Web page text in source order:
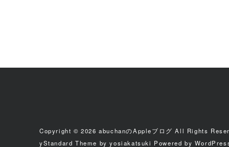
Copyright © 2026abuchanのAppleブログ All Rights
yStandard Theme byyosiakatsuki Powered by